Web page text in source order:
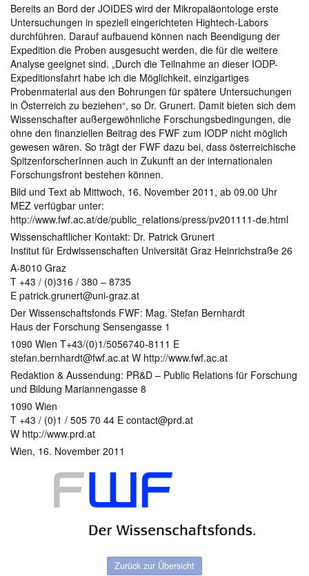
Bereits an Bord der JOIDES wird der Mikropaläontologe erste
Untersuchungen in speziell eingerichteten Hightech-Labors
durchführen. Darauf aufbauend können nach Beendigung der
Expedition die Proben ausgesucht werden, die für die weitere
Analyse geeignet sind. „Durch die Teilnahme an dieser IODP-
Expeditionsfahrt habe ich die Möglichkeit, einzigartiges
Probenmaterial aus den Bohrungen für spätere Untersuchungen
in Österreich zu beziehen“, so Dr. Grunert. Damit bieten sich dem
Wissenschafter außergewöhnliche Forschungsbedingungen, die
ohne den finanziellen Beitrag des FWF zum IODP nicht möglich
gewesen wären. So trägt der FWF dazu bei, dass österreichische
SpitzenforscherInnen auch in Zukunft an der internationalen
Forschungsfront bestehen können.
Bild und Text ab Mittwoch, 16. November 2011, ab 09.00 Uhr
MEZ verfügbar unter:
http://www.fwf.ac.at/de/public_relations/press/pv201111-de.html
Wissenschaftlicher Kontakt: Dr. Patrick Grunert
Institut für Erdwissenschaften Universität Graz Heinrichstraße 26
A-8010 Graz
T +43 / (0)316 / 380 – 8735
E patrick.grunert@uni-graz.at
Der Wissenschaftsfonds FWF: Mag. Stefan Bernhardt
Haus der Forschung Sensengasse 1
1090 Wien T+43/(0)1/5056740-8111 E
stefan.bernhardt@fwf.ac.at W http://www.fwf.ac.at
Redaktion & Aussendung: PR&D – Public Relations für Forschung
und Bildung Mariannengasse 8
1090 Wien
T +43 / (0)1 / 505 70 44 E contact@prd.at
W http://www.prd.at
Wien, 16. November 2011
Zurück zur Übersicht